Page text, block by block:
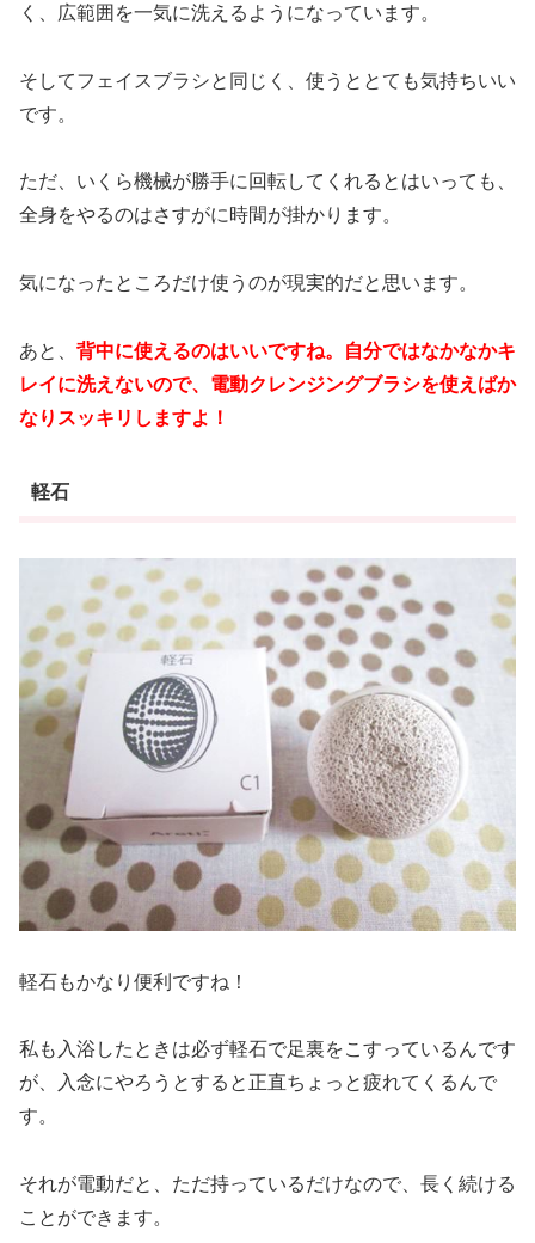
く、広範囲を一気に洗えるようになっています。
そしてフェイスブラシと同じく、使うととても気持ちいい
です。
ただ、いくら機械が勝手に回転してくれるとはいっても、
全身をやるのはさすがに時間が掛かります。
気になったところだけ使うのが現実的だと思います。
あと、 背中に使えるのはいいですね。自分ではなかなかキ
レイに洗えないので、電動クレンジングブラシを使えばか
なりスッキリしますよ！
軽石
軽石もかなり便利ですね！
私も入浴したときは必ず軽石で足裏をこすっているんです
が、入念にやろうとすると正直ちょっと疲れてくるんで
す。
それが電動だと、ただ持っているだけなので、長く続ける
ことができます。